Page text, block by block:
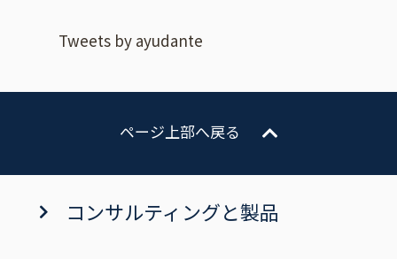
Tweets by ayudante
ページ上部へ戻る
コンサルティングと製品